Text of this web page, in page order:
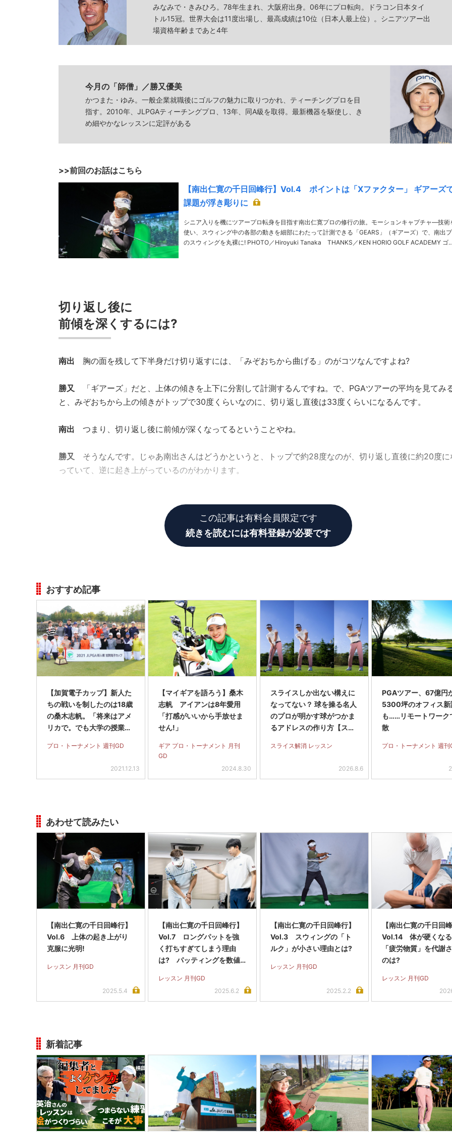
みなみで・きみひろ。78年生まれ、大阪府出身。06年にプロ転向。ドラコン日本タイ
トル15冠。世界大会は11度出場し、最高成績は10位（日本人最上位）。シニアツアー出
場資格年齢まであと4年
今月の「師僧」／勝又優美
かつまた・ゆみ。一般企業就職後にゴルフの魅力に取りつかれ、ティーチングプロを目
指す。2010年、JLPGAティーチングプロ、13年、同A級を取得。最新機器を駆使し、き
め細やかなレッスンに定評がある
>>前回のお話はこちら
【南出仁寛の千日回峰行】Vol.4 ポイントは「Xファクター」 ギアーズ
課題が浮き彫りに
シニア入りを機にツアープロ転身を目指す南出仁寛プロの修行の旅。モーションキャプチャ―技術
使い、スウィング中の各部の動きを細部にわたって計測できる「GEARS」（ギアーズ）で、南出
のスウィングを丸裸に! PHOTO／Hiroyuki Tanaka THANKS／KEN HORIO GOLF ACADEMY ゴル
切り返し後に
前傾を深くするには?
南出 胸の面を残して下半身だけ切り返すには、「みぞおちから曲げる」のがコツなんですよね?
勝又
「ギアーズ」だと、上体の傾きを上下に分割して計測するんですね。で、PGAツアーの平均を見てみ
と、みぞおちから上の傾きがトップで30度くらいなのに、切り返し直後は33度くらいになるんです。
南出 つまり、切り返し後に前傾が深くなってるということやね。
勝又
そうなんです。じゃあ南出さんはどうかというと、トップで約28度なのが、切り返し直後に約20度に
っていて、逆に起き上がっているのがわかります。
この記事は有料会員限定です
続きを読むには有料登録が必要です
おすすめ記事
【加賀電子カップ】新人た
ちの戦いを制したのは18歳
の桑木志帆。「将来はアメ
リカで。でも大学の授業に
プロ・トーナメント 週刊GD
2021.12.13
【マイギアを語ろう】桑木
志帆 アイアンは8年愛用
「打感がいいから手放せま
せん!」
ギア プロ・トーナメント 月刊
GD
2024.8.30
スライスしか出ない構えに
なってない？ 球を操る名人
のプロが明かす球がつかま
るアドレスの作り方【スラ
スライス解消 レッスン
2026.8.6
PGAツアー、67億円
5300坪のオフィス新
も……リモートワーク
散
プロ・トーナメント 週刊
あわせて読みたい
【南出仁寛の千日回峰行】
Vol.6 上体の起き上がり
克服に光明!
レッスン 月刊GD
2025.5.4
【南出仁寛の千日回峰行】
Vol.7 ロングパットを強
く打ちすぎてしまう理由
は? パッティングを数値
レッスン 月刊GD
2025.6.2
【南出仁寛の千日回峰行】
Vol.3 スウィングの「ト
ルク」が小さい理由とは?
レッスン 月刊GD
2025.2.2
【南出仁寛の千日回
Vol.14 体が硬くな
「疲労物質」を代謝
のは?
レッスン 月刊GD
新着記事